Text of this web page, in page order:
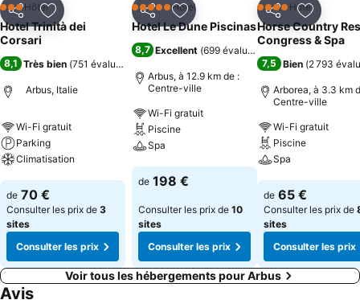
PartagerAjouter à mes favoris
3 ÉtoilesHôtel
Hotel Trinità dei
Corsari
8,1 Très bien (751 évaluations
Arbus, Italie
Wi-Fi gratuit
Parking
Climatisation
Consulter les prix
de 70 €
Consulter les prix de 3
sites
Consulter les prix
PartagerAjouter à mes favoris
5 Étoiles Hôtel
Hotel Le Dune Piscinas
8,7 Excellent (699 évaluations
Arbus, à 12.9 km de :
Centre-ville
Wi-Fi gratuit
Piscine
Spa
Consulter les prix
de 198 €
Consulter les prix de 10
sites
Consulter les prix
PartagerAjouter
4 ÉtoilesHôtel
Horse Country
Congress & Spa
7,5 Bien (2 793
Arborea, à 3.3 km
Centre-ville
Wi-Fi gratuit
Piscine
Spa
Consulter les
de 65 €
Consulter les prix de
sites
Consulter les prix
Voir tous les hébergements pour Arbus
Avis